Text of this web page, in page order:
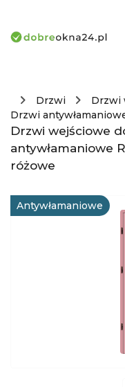
Drzwi
Drzwi
Drzwi
Drzwi wejściowe
antywłamaniowe
różowe
Antywłamaniowe